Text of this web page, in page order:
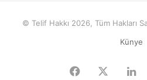
© Telif Hakkı 2026, Tüm Hakları
Künye
Facebook